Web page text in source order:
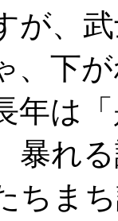
が、
、下
年は
暴れ
ちま